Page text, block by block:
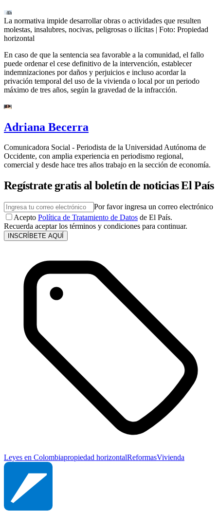
La normativa impide desarrollar obras o actividades que resulten
molestas, insalubres, nocivas, peligrosas o ilícitas | Foto: Propiedad
horizontal
En caso de que la sentencia sea favorable a la comunidad, el fallo
puede ordenar el cese definitivo de la intervención, establecer
indemnizaciones por daños y perjuicios e incluso acordar la
privación temporal del uso de la vivienda o local por un periodo
máximo de tres años, según la gravedad de la infracción.
Adriana Becerra
Comunicadora Social - Periodista de la Universidad Autónoma de
Occidente, con amplia experiencia en periodismo regional,
comercial y desde hace tres años trabajo en la sección de economía.
Regístrate gratis al boletín de noticias El País
Por favor ingresa un correo electrónico
Acepto Política de Tratamiento de Datos de El País.
Recuerda aceptar los términos y condiciones para continuar.
INSCRÍBETE AQUÍ
Leyes en Colombiapropiedad horizontalReformasVivienda